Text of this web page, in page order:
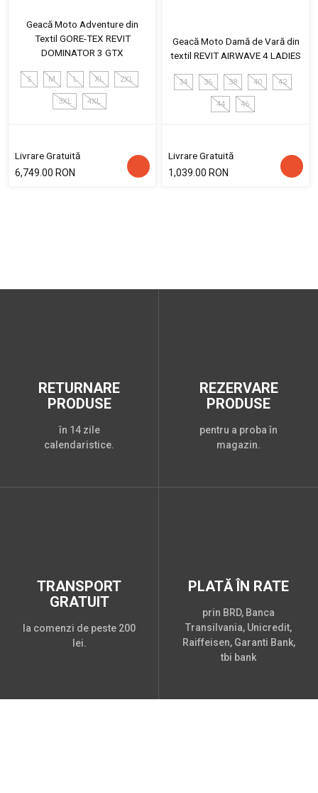
Geacă Moto Adventure din
Textil GORE-TEX REVIT
DOMINATOR 3 GTX
S M L XL 2XL
3XL 4XL
Livrare Gratuită
6,749.00 RON
Geacă Moto Damă de Vară din
textil REVIT AIRWAVE 4 LADIES
34 36 38 40 42
44 46
Livrare Gratuită
1,039.00 RON
RETURNARE
PRODUSE
în 14 zile
calendaristice.
REZERVARE
PRODUSE
pentru a proba în
magazin.
TRANSPORT
GRATUIT
la comenzi de peste 200
lei.
PLATĂ ÎN RATE
prin BRD, Banca
Transilvania, Unicredit,
Raiffeisen, Garanti Bank,
tbi bank